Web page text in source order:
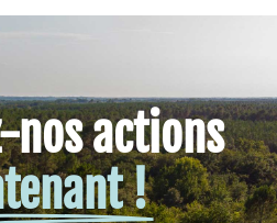
nos actions
!